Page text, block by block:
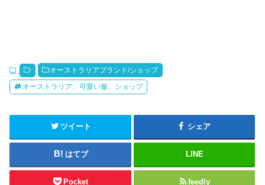
オーストラリアブランド/ショップ
オーストラリア、可愛い服、ショップ
ツイート シェア
はてブ LINE
Pocket feedly